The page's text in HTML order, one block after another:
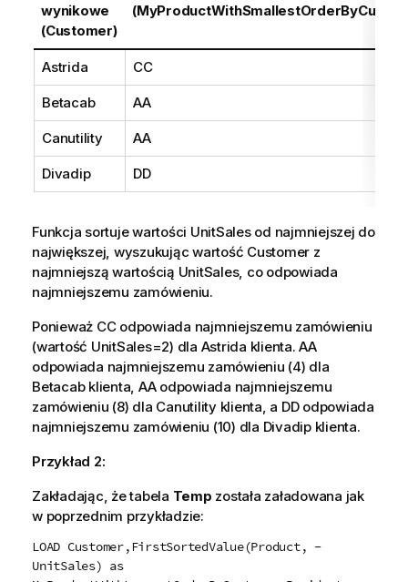
wynikowe
(Customer)
Astrida CC
Betacab AA
Canutility AA
Divadip DD
Funkcja sortuje wartości UnitSalesod najmniejszej do
największej, wyszukując wartość Customer z
najmniejszą wartością UnitSales, co odpowiada
najmniejszemu zamówieniu.
Ponieważ CCodpowiada najmniejszemu zamówieniu
(wartość UnitSales=2) dla Astrida klienta.AA
odpowiada najmniejszemu zamówieniu (4) dla
Betacabklienta, AAodpowiada najmniejszemu
zamówieniu (8) dla Canutilityklienta, a DDodpowiada
najmniejszemu zamówieniu (10) dla Divadipklienta.
Przykład 2:
Zakładając, że tabela Temp została załadowana jak
w poprzednim przykładzie:
LOAD Customer,FirstSortedValue(Product, -
UnitSales) as